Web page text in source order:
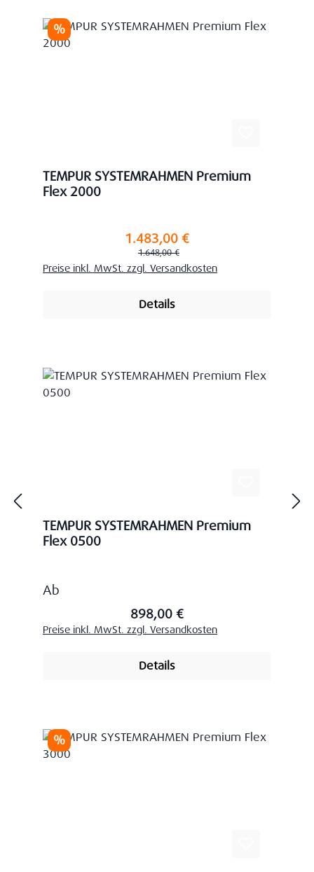
Rabatt
%
TEMPUR SYSTEMRAHMEN Premium
Flex 2000
Verkaufspreis:1.483,00 €
Regulärer Preis:
1.648,00 €
Preise inkl. MwSt. zzgl. Versandkosten
Details
TEMPUR SYSTEMRAHMEN Premium
Flex 0500
Regulärer Preis:
Ab
898,00 €
Preise inkl. MwSt. zzgl. Versandkosten
Details
Rabatt
%